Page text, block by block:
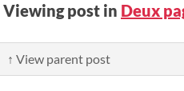
Viewing post in Deux
↑ View parent post